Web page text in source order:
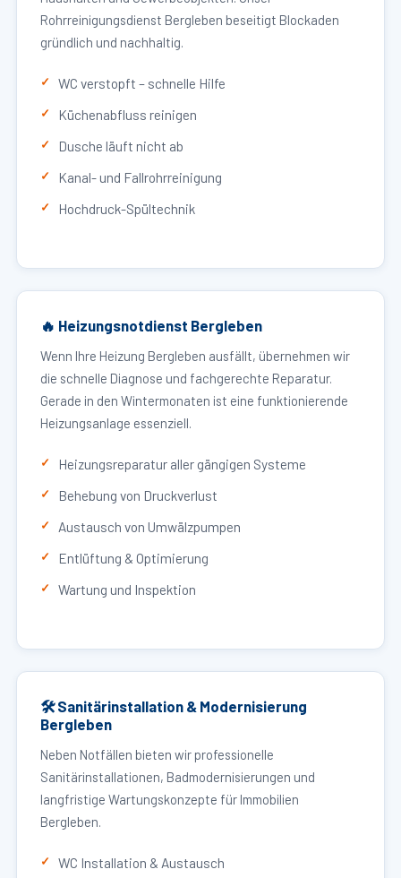
Rohrreinigungsdienst Bergleben beseitigt Blockaden
gründlich und nachhaltig.
WC verstopft – schnelle Hilfe
Küchenabfluss reinigen
Dusche läuft nicht ab
Kanal- und Fallrohrreinigung
Hochdruck-Spültechnik
🔥 Heizungsnotdienst Bergleben
Wenn Ihre Heizung Bergleben ausfällt, übernehmen wir
die schnelle Diagnose und fachgerechte Reparatur.
Gerade in den Wintermonaten ist eine funktionierende
Heizungsanlage essenziell.
Heizungsreparatur aller gängigen Systeme
Behebung von Druckverlust
Austausch von Umwälzpumpen
Entlüftung & Optimierung
Wartung und Inspektion
🛠 Sanitärinstallation & Modernisierung
Bergleben
Neben Notfällen bieten wir professionelle
Sanitärinstallationen, Badmodernisierungen und
langfristige Wartungskonzepte für Immobilien
Bergleben.
WC Installation & Austausch